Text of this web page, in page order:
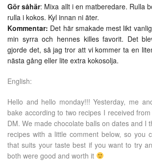
Gör såhär: Mixa allt i en matberedare. Rulla
rulla i kokos. Kyl innan ni äter.
Kommentar: Det här smakade mest likt
min syrra och hennes killes favorit. Det
gjorde det, så jag tror att vi kommer ta en
nästa gång eller lite extra kokosolja.
English:
Hello and hello monday!!! Yesterday, me
bake according to two recipes I received
DM. We made chocolate balls on dates and I
recipes with a little comment below, so you
that suits your taste best if you want to try
both were good and worth it